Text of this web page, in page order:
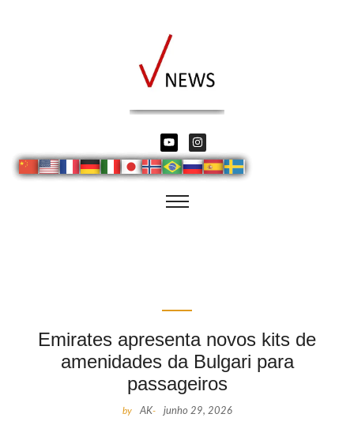
Emirates apresenta novos kits de
amenidades da Bulgari para
passageiros
by AK- junho 29, 2026